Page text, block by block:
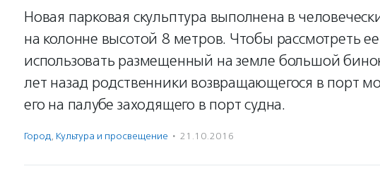
Новая парковая скульптура выполнена в
на колонне высотой 8 метров. Чтобы рассмотреть
использовать размещенный на земле большой
лет назад родственники возвращающегося в порт
его на палубе заходящего в порт судна.
Город, Культура и просвещение · 21.10.2016